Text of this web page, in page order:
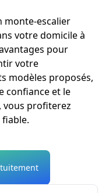
monte-escalier
votre domicile à
pour
votre
modèles proposés,
confiance et le
vous profiterez